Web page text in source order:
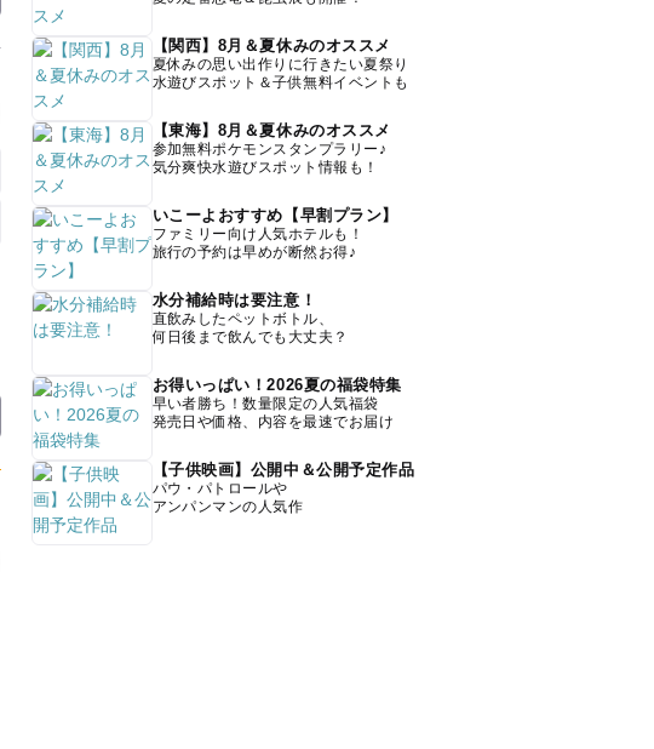
【関西】8月＆夏休みのオススメ
夏休みの思い出作りに行きたい夏祭り
水遊びスポット＆子供無料イベントも
【東海】8月＆夏休みのオススメ
参加無料ポケモンスタンプラリー♪
気分爽快水遊びスポット情報も！
いこーよおすすめ【早割プラン】
ファミリー向け人気ホテルも！
旅行の予約は早めが断然お得♪
水分補給時は要注意！
直飲みしたペットボトル、
何日後まで飲んでも大丈夫？
お得いっぱい！2026夏の福袋特集
早い者勝ち！数量限定の人気福袋
発売日や価格、内容を最速でお届け
【子供映画】公開中＆公開予定作品
パウ・パトロールや
アンパンマンの人気作